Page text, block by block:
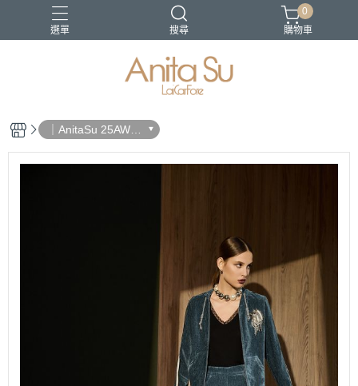
選單 搜尋
0
購物車
｜AnitaSu 25AW
秋冬新品｜